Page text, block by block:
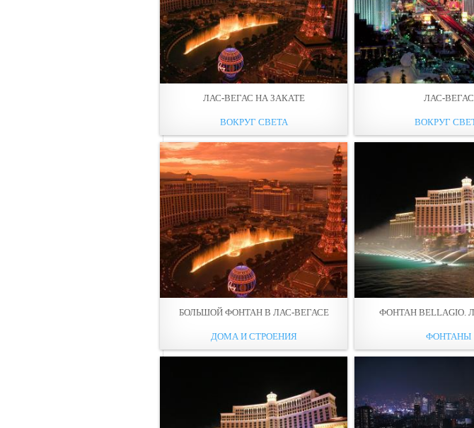
ЛАС-ВЕГАС НА ЗАКАТЕ
ВОКРУГ СВЕТА
ЛАС-ВЕГАС
ВОКРУГ
БОЛЬШОЙ ФОНТАН В ЛАС-ВЕГАСЕ
ДОМА И СТРОЕНИЯ
ФОНТАН BELLAGIO.
ФОНТАНЫ